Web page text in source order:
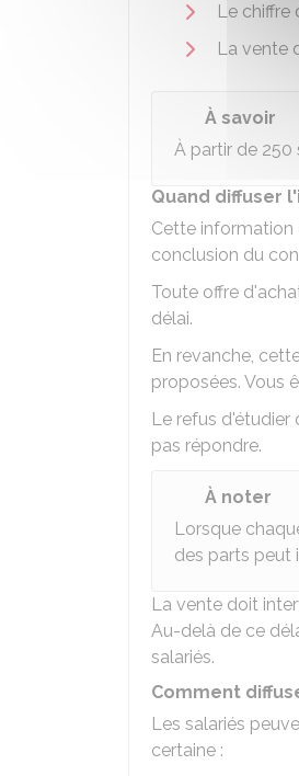
Le chiffre
La vente
À savoir
À partir de 250
Quand diffuser
Cette information
conclusion du
Toute offre
délai.
En revanche,
proposées. Vous
Le refus d'étudier
pas répondre.
À noter
Lorsque
des parts peut
La vente doit
Au-delà de ce
salariés.
Comment
Les salariés
certaine :